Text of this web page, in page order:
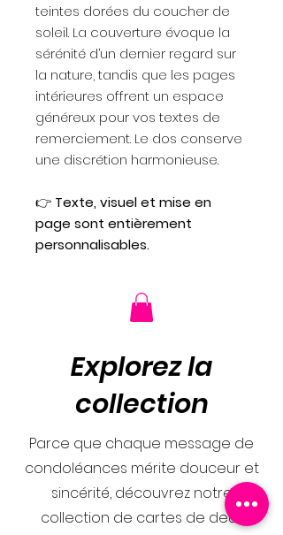
teintes dorées du coucher de
soleil. La couverture évoque la
sérénité d’un dernier regard sur
la nature, tandis que les pages
intérieures offrent un espace
généreux pour vos textes de
remerciement. Le dos conserve
une discrétion harmonieuse.
👉 Texte, visuel et mise en
page sont entièrement
personnalisables.
Explorez la
collection
Parce que chaque message de
condoléances mérite douceur et
sincérité, découvrez notre
collection de cartes de deuil